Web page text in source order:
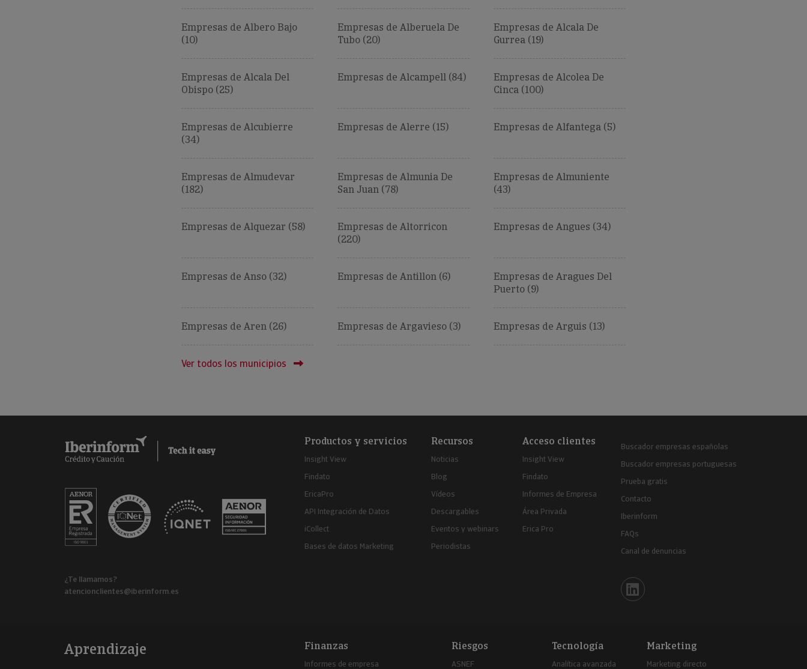
Empresas de Albero Bajo
(10)
Empresas de Alberuela De
Tubo (20)
Empresas de Alcala De
Gurrea (19)
Empresas de Alcala Del
Obispo (25)
Empresas de Alcampell (84)
Empresas de Alcolea De
Cinca (100)
Empresas de Alcubierre
(34)
Empresas de Alerre (15) Empresas de Alfantega (5)
Empresas de Almudevar
(182)
Empresas de Almunia De
San Juan (78)
Empresas de Almuniente
(43)
Empresas de Alquezar (58)
Empresas de Altorricon
(220)
Empresas de Angues (34)
Empresas de Anso (32) Empresas de Antillon (6)
Empresas de Aragues Del
Puerto (9)
Empresas de Aren (26) Empresas de Argavieso (3) Empresas de Arguis (13)
Ver todos los municipios
¿Te llamamos?
atencionclientes@iberinform.es
Productos y servicios
Insight View
Findato
EricaPro
API Integración de Datos
iCollect
Bases de datos Marketing
Recursos
Noticias
Blog
Vídeos
Descargables
Eventos y webinars
Periodistas
Acceso clientes
Insight View
Findato
Informes de Empresa
Área Privada
Erica Pro
Buscador empresas españolas
Buscador empresas portuguesas
Prueba gratis
Contacto
Iberinform
FAQs
Canal de denuncias
Iberinform en Linkedin
Aprendizaje Finanzas
Informes de empresa
Riesgos
ASNEF
Tecnología
Analítica avanzada
Marketing
Marketing directo